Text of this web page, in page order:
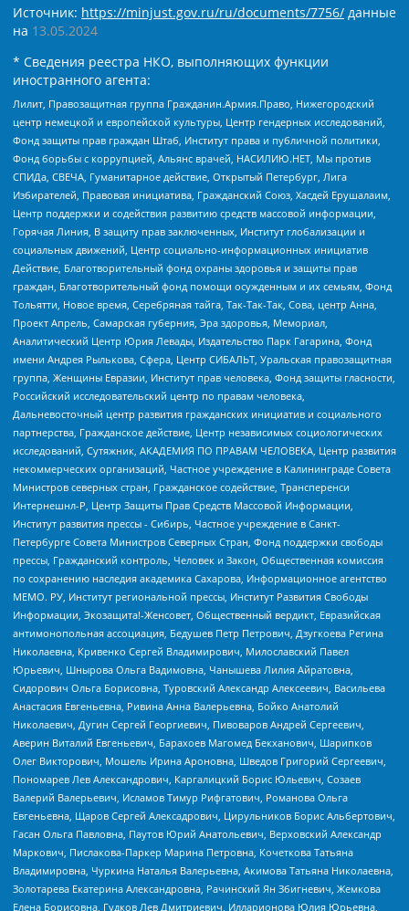
Источник: https://minjust.gov.ru/ru/documents/7756/ данные
на 13.05.2024
* Сведения реестра НКО, выполняющих функции
иностранного агента:
Лилит, Правозащитная группа Гражданин.Армия.Право, Нижегородский
центр немецкой и европейской культуры, Центр гендерных исследований,
Фонд защиты прав граждан Штаб, Институт права и публичной политики,
Фонд борьбы с коррупцией, Альянс врачей, НАСИЛИЮ.НЕТ, Мы против
СПИДа, СВЕЧА, Гуманитарное действие, Открытый Петербург, Лига
Избирателей, Правовая инициатива, Гражданский Союз, Хасдей Ерушалаим,
Центр поддержки и содействия развитию средств массовой информации,
Горячая Линия, В защиту прав заключенных, Институт глобализации и
социальных движений, Центр социально-информационных инициатив
Действие, Благотворительный фонд охраны здоровья и защиты прав
граждан, Благотворительный фонд помощи осужденным и их семьям, Фонд
Тольятти, Новое время, Серебряная тайга, Так-Так-Так, Сова, центр Анна,
Проект Апрель, Самарская губерния, Эра здоровья, Мемориал,
Аналитический Центр Юрия Левады, Издательство Парк Гагарина, Фонд
имени Андрея Рылькова, Сфера, Центр СИБАЛЬТ, Уральская правозащитная
группа, Женщины Евразии, Институт прав человека, Фонд защиты гласности,
Российский исследовательский центр по правам человека,
Дальневосточный центр развития гражданских инициатив и социального
партнерства, Гражданское действие, Центр независимых социологических
исследований, Сутяжник, АКАДЕМИЯ ПО ПРАВАМ ЧЕЛОВЕКА, Центр развития
некоммерческих организаций, Частное учреждение в Калининграде Совета
Министров северных стран, Гражданское содействие, Трансперенси
Интернешнл-Р, Центр Защиты Прав Средств Массовой Информации,
Институт развития прессы - Сибирь, Частное учреждение в Санкт-
Петербурге Совета Министров Северных Стран, Фонд поддержки свободы
прессы, Гражданский контроль, Человек и Закон, Общественная комиссия
по сохранению наследия академика Сахарова, Информационное агентство
МЕМО. РУ, Институт региональной прессы, Институт Развития Свободы
Информации, Экозащита!-Женсовет, Общественный вердикт, Евразийская
антимонопольная ассоциация, Бедушев Петр Петрович, Дзугкоева Регина
Николаевна, Кривенко Сергей Владимирович, Милославский Павел
Юрьевич, Шнырова Ольга Вадимовна, Чанышева Лилия Айратовна,
Сидорович Ольга Борисовна, Туровский Александр Алексеевич, Васильева
Анастасия Евгеньевна, Ривина Анна Валерьевна, Бойко Анатолий
Николаевич, Дугин Сергей Георгиевич, Пивоваров Андрей Сергеевич,
Аверин Виталий Евгеньевич, Барахоев Магомед Бекханович, Шарипков
Олег Викторович, Мошель Ирина Ароновна, Шведов Григорий Сергеевич,
Пономарев Лев Александрович, Каргалицкий Борис Юльевич, Созаев
Валерий Валерьевич, Исламов Тимур Рифгатович, Романова Ольга
Евгеньевна, Щаров Сергей Алексадрович, Цирульников Борис Альбертович,
Гасан Ольга Павловна, Паутов Юрий Анатольевич, Верховский Александр
Маркович, Пислакова-Паркер Марина Петровна, Кочеткова Татьяна
Владимировна, Чуркина Наталья Валерьевна, Акимова Татьяна Николаевна,
Золотарева Екатерина Александровна, Рачинский Ян Збигневич, Жемкова
Елена Борисовна, Гудков Лев Дмитриевич, Илларионова Юлия Юрьевна,